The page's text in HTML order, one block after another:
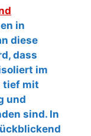
in
diese
dass
im
tief mit
und
sind. In